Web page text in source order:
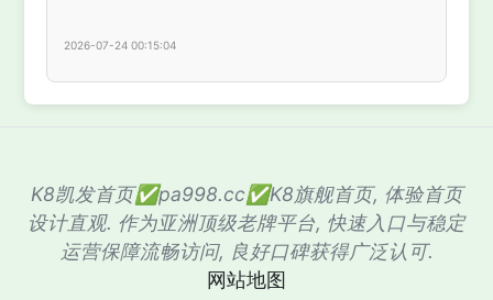
2026-07-24 00:15:04
K8凯发首页✅pa998.cc✅K8旗舰首页, 体验首页
设计直观. 作为亚洲顶级老牌平台, 快速入口与稳定
运营保障流畅访问, 良好口碑获得广泛认可.
网站地图